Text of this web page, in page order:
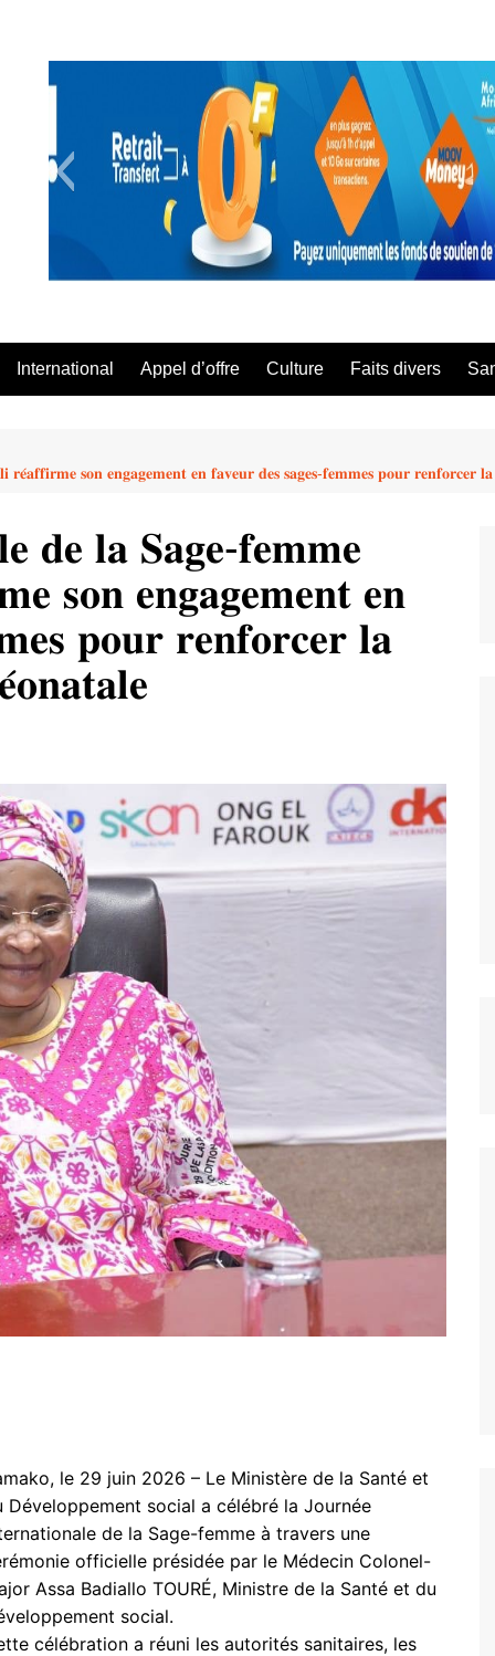
International Appel d’offre Culture Faits divers
𝐬𝐨𝐧 𝐞𝐧𝐠𝐚𝐠𝐞𝐦𝐞𝐧𝐭 𝐞𝐧 𝐟𝐚𝐯𝐞𝐮𝐫 𝐝𝐞𝐬 𝐬𝐚𝐠𝐞𝐬-𝐟𝐞𝐦𝐦𝐞𝐬 𝐩𝐨𝐮𝐫 𝐫𝐞𝐧𝐟𝐨𝐫𝐜𝐞𝐫 𝐥𝐚
𝐝𝐞 𝐥𝐚 𝐒𝐚𝐠𝐞-𝐟𝐞𝐦𝐦𝐞
𝐬𝐨𝐧 𝐞𝐧𝐠𝐚𝐠𝐞𝐦𝐞𝐧𝐭 𝐞𝐧
𝐩𝐨𝐮𝐫 𝐫𝐞𝐧𝐟𝐨𝐫𝐜𝐞𝐫 𝐥𝐚
le 29 juin 2026 – Le Ministère de la Santé et
Développement social a célébré la Journée
de la Sage-femme à travers une
officielle présidée par le Médecin Colonel-
Assa Badiallo TOURÉ, Ministre de la Santé et du
social.
célébration a réuni les autorités sanitaires, les
cmss